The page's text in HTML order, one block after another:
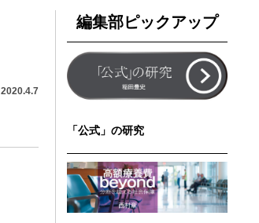
2020.4.7
編集部ピックアップ
「公式」の研究